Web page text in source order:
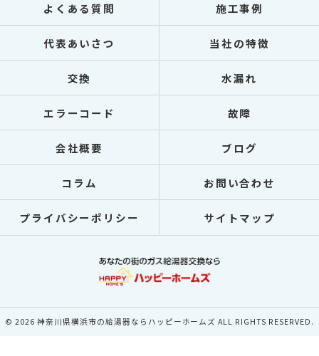
よくある質問 施工事例
代表あいさつ 当社の特徴
交換 水漏れ
エラーコード 故障
会社概要 ブログ
コラム お問い合わせ
プライバシーポリシー サイトマップ
© 2026 神奈川県横浜市の給湯器ならハッピーホームズ ALL RIGHTS RESERVED.